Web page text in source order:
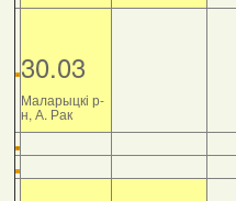
30.03
Маларыцкі р-
н, А. Рак